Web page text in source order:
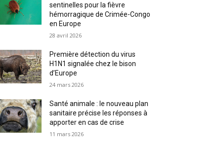
sentinelles pour la fièvre
hémorragique de Crimée-Congo
en Europe
28 avril 2026
Première détection du virus
H1N1 signalée chez le bison
d’Europe
24 mars 2026
Santé animale : le nouveau plan
sanitaire précise les réponses à
apporter en cas de crise
11 mars 2026